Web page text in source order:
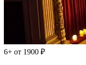
6+ от 1900 ₽